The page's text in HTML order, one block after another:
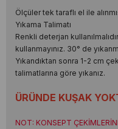
Ölçüler tek taraflı el ile
Yıkama Talimatı
Renkli deterjan
kullanmayınız. 30° de
Yıkandıktan sonra 1-2 cm
talimatlarına göre yıkanız.
ÜRÜNDE KUŞAK
NOT: KONSEPT